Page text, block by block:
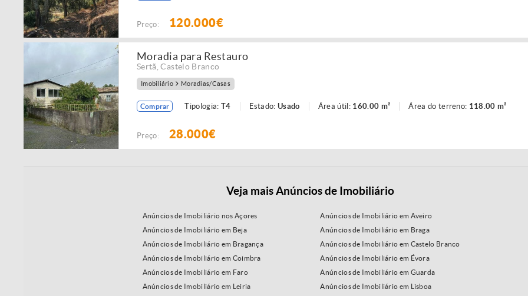
Preço: 120.000€
Moradia para Restauro
Sertã ,Castelo Branco
Imobiliário Moradias/Casas
Comprar Tipologia: T4 Estado:Usado Área útil: 160.00 m² Área do terreno: 118.00 m²
Preço: 28.000€
Veja mais Anúncios de Imobiliário
Anúncios de Imobiliário nos Açores
Anúncios de Imobiliário em Aveiro
Anúncios de Imobiliário em Beja
Anúncios de Imobiliário em Braga
Anúncios de Imobiliário em Bragança
Anúncios de Imobiliário em Castelo Branco
Anúncios de Imobiliário em Coimbra
Anúncios de Imobiliário em Évora
Anúncios de Imobiliário em Faro
Anúncios de Imobiliário em Guarda
Anúncios de Imobiliário em Leiria
Anúncios de Imobiliário em Lisboa